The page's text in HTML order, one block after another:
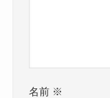
名前 ※